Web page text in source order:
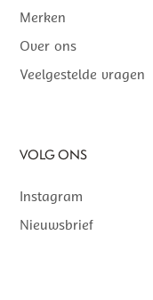
Merken
Over ons
Veelgestelde vragen
VOLG ONS
Instagram
Nieuwsbrief